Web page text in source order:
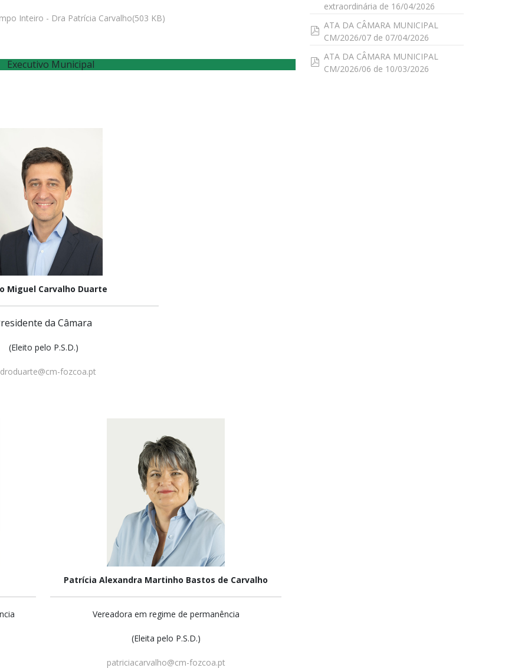
Inteiro - Dra Patrícia Carvalho(503 KB)
Executivo Municipal
Miguel Carvalho Duarte
da Câmara
(Eleito pelo P.S.D.)
fozcoa.pt
Patrícia Alexandra Martinho Bastos de Carvalho
Vereadora em regime de permanência
(Eleita pelo P.S.D.)
patriciacarvalho@cm-fozcoa.pt
extraordinária de 16/04/2026
pdf
ATA DA CÂMARA MUNICIPAL
CM/2026/07 de 07/04/2026
pdf
ATA DA CÂMARA MUNICIPAL
CM/2026/06 de 10/03/2026